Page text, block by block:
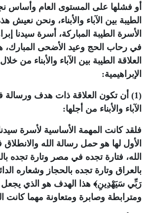
أو فشلها على المستوى العام وأساس
الطيبة بين الآباء والأبناء، ونحن نعيش
الأسرة الطيبة المباركة، أسرة سيدنا
في رحاب الحج وعيد الأضحى المبارك،
العلاقة الطيبة بين الآباء والأبناء من
الإبراهيمية:
(1) أن تكون العلاقة ذات هدف ورسالة
الآباء والأبناء من أجلها:
فلقد كانت المهمة الأساسية لأسرة
الأول لها هو حمل رسالة الله
الله، فتارة تجده في مصر وتارة تجده
بالعراق وتارة تجده بالحجاز وشعاره
رَبِّي سَيَهْدِينِ﴾ هذا الهدف هو الذي
ومترابطة وصابرة ومتعاونة مهما كانت